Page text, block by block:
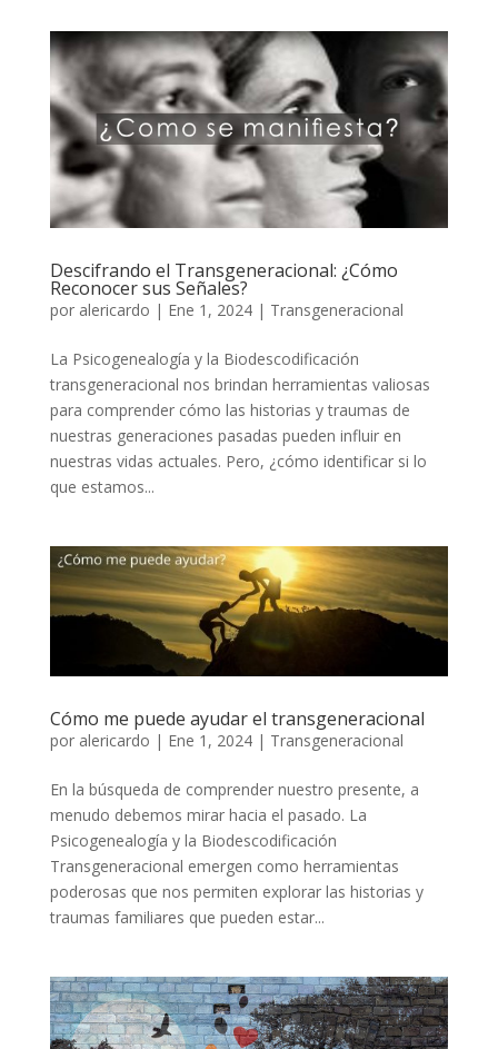
Descifrando el Transgeneracional: ¿Cómo
Reconocer sus Señales?
por alericardo | Ene 1, 2024| Transgeneracional
La Psicogenealogía y la Biodescodificación
transgeneracional nos brindan herramientas valiosas
para comprender cómo las historias y traumas de
nuestras generaciones pasadas pueden influir en
nuestras vidas actuales. Pero, ¿cómo identificar si lo
que estamos...
Cómo me puede ayudar el transgeneracional
por alericardo | Ene 1, 2024| Transgeneracional
En la búsqueda de comprender nuestro presente, a
menudo debemos mirar hacia el pasado. La
Psicogenealogía y la Biodescodificación
Transgeneracional emergen como herramientas
poderosas que nos permiten explorar las historias y
traumas familiares que pueden estar...